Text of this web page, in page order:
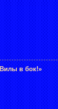
в бок!»